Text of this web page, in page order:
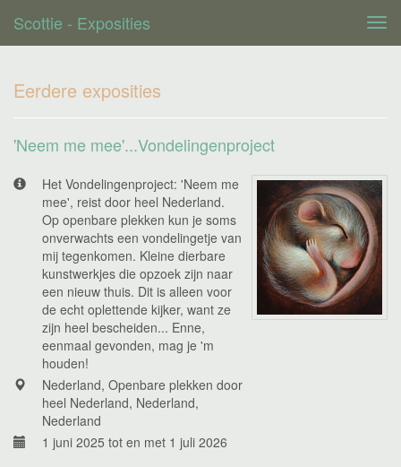
Scottie - Exposities
Eerdere exposities
'Neem me mee'...Vondelingenproject
Het Vondelingenproject: 'Neem me
mee', reist door heel Nederland.
Op openbare plekken kun je soms
onverwachts een vondelingetje van
mij tegenkomen. Kleine dierbare
kunstwerkjes die opzoek zijn naar
een nieuw thuis. Dit is alleen voor
de echt oplettende kijker, want ze
zijn heel bescheiden... Enne,
eenmaal gevonden, mag je 'm
houden!
Nederland, Openbare plekken door
heel Nederland, Nederland,
Nederland
1 juni 2025 tot en met 1 juli 2026